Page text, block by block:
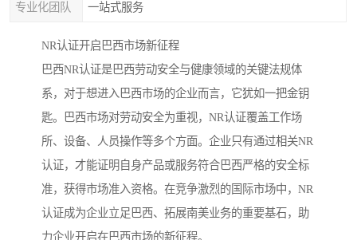
专业化团队 一站式服务
NR认证开启巴西市场新征程
巴西NR认证是巴西劳动安全与健康领域的关键法规体
系，对于想进入巴西市场的企业而言，它犹如一把金钥
匙。巴西市场对劳动安全为重视，NR认证覆盖工作场
所、设备、人员操作等多个方面。企业只有通过相关NR
认证，才能证明自身产品或服务符合巴西严格的安全标
准，获得市场准入资格。在竞争激烈的国际市场中，NR
认证成为企业立足巴西、拓展南美业务的重要基石，助
力企业开启在巴西市场的新征程。